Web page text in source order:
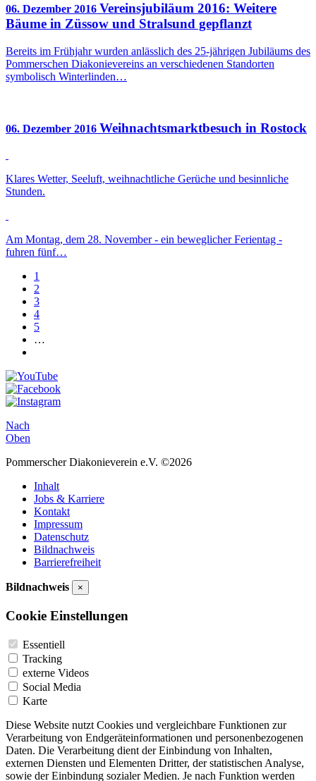
06. Dezember 2016 Vereinsjubiläum 2016: Weitere
Bäume in Züssow und Stralsund gepflanzt
Bereits im Frühjahr wurden anlässlich des 25-jährigen Jubiläums des
Pommerschen Diakonievereins an verschiedenen Standorten
symbolisch Winterlinden…
06. Dezember 2016 Weihnachtsmarktbesuch in Rostock
Klares Wetter, Seeluft, weihnachtliche Gerüche und besinnliche
Stunden.
Am Montag, dem 28. November - ein beweglicher Ferientag -
fuhren fünf…
1
2
3
4
5
…
Nach
Oben
Pommerscher Diakonieverein e.V. ©2026
Inhalt
Jobs & Karriere
Kontakt
Impressum
Datenschutz
Bildnachweis
Barrierefreiheit
Bildnachweis ×
Cookie Einstellungen
Essentiell
Tracking
externe Videos
Social Media
Karte
Diese Website nutzt Cookies und vergleichbare Funktionen zur
Verarbeitung von Endgeräteinformationen und personenbezogenen
Daten. Die Verarbeitung dient der Einbindung von Inhalten,
externen Diensten und Elementen Dritter, der statistischen Analyse,
sowie der Einbindung sozialer Medien. Je nach Funktion werden